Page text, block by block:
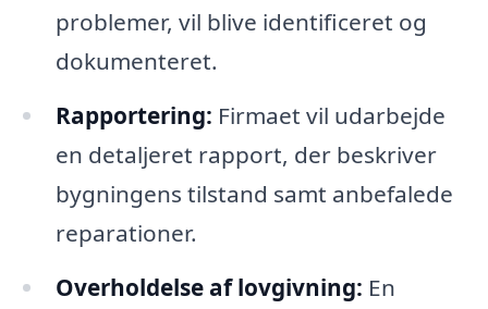
problemer, vil blive identificeret og
dokumenteret.
Rapportering: Firmaet vil udarbejde
en detaljeret rapport, der beskriver
bygningens tilstand samt anbefalede
reparationer.
Overholdelse af lovgivning: En